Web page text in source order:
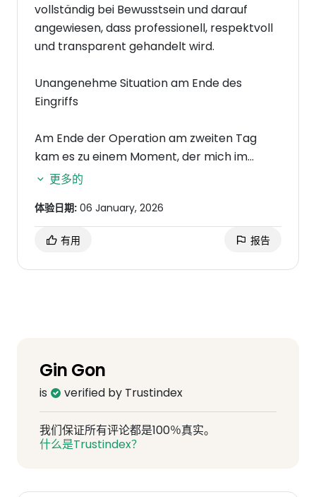
vollständig bei Bewusstsein und darauf
angewiesen, dass professionell, respektvoll
und transparent gehandelt wird.
Unangenehme Situation am Ende des
Eingriffs
Am Ende der Operation am zweiten Tag
kam es zu einem Moment, der mich im
Nachhinein stark verunsichert hat. Das
und sagte übersetzt:
„Hast du ihm auch die Unterhose
angezogen?“
Was mich daran besonders irritiert hat, ist
die Tatsache, dass der Eingriff ausschließlich
am Kopf stattfand. Bis heute ist für mich
nicht nachvollziehbar, warum meine
Unterwäsche überhaupt ein Thema
wurde mir nicht gegeben, was bei mir offene
更多的
体验日期: 06 January, 2026
有用 报告
Gin Gon
is verified by Trustindex
我们保证所有评论都是100％真实。
什么是Trustindex？